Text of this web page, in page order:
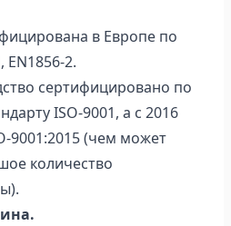
в Европе по
EN1856-2.
сертифицировано по
ISO-9001, а с 2016
9001:2015 (чем может
количество